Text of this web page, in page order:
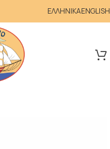
ΕΛΛΗΝΙΚΑENGLISH